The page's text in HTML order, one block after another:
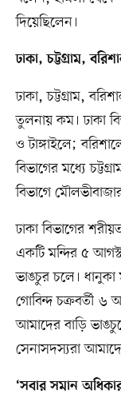
দিয়েছিলেন।
ঢাকা, চট্টগ্রাম,
ঢাকা, চট্টগ্রাম,
তুলনায় কম। ঢাকা
ও টাঙ্গাইলে;
বিভাগের মধ্যে
বিভাগে
ঢাকা বিভাগের
একটি মন্দির ৫
ভাঙচুর চলে। ধানুকা
গোবিন্দ চক্রবর্তী ৬
আমাদের বাড়ি
সেনাসদস্যরা
‘সবার সমান